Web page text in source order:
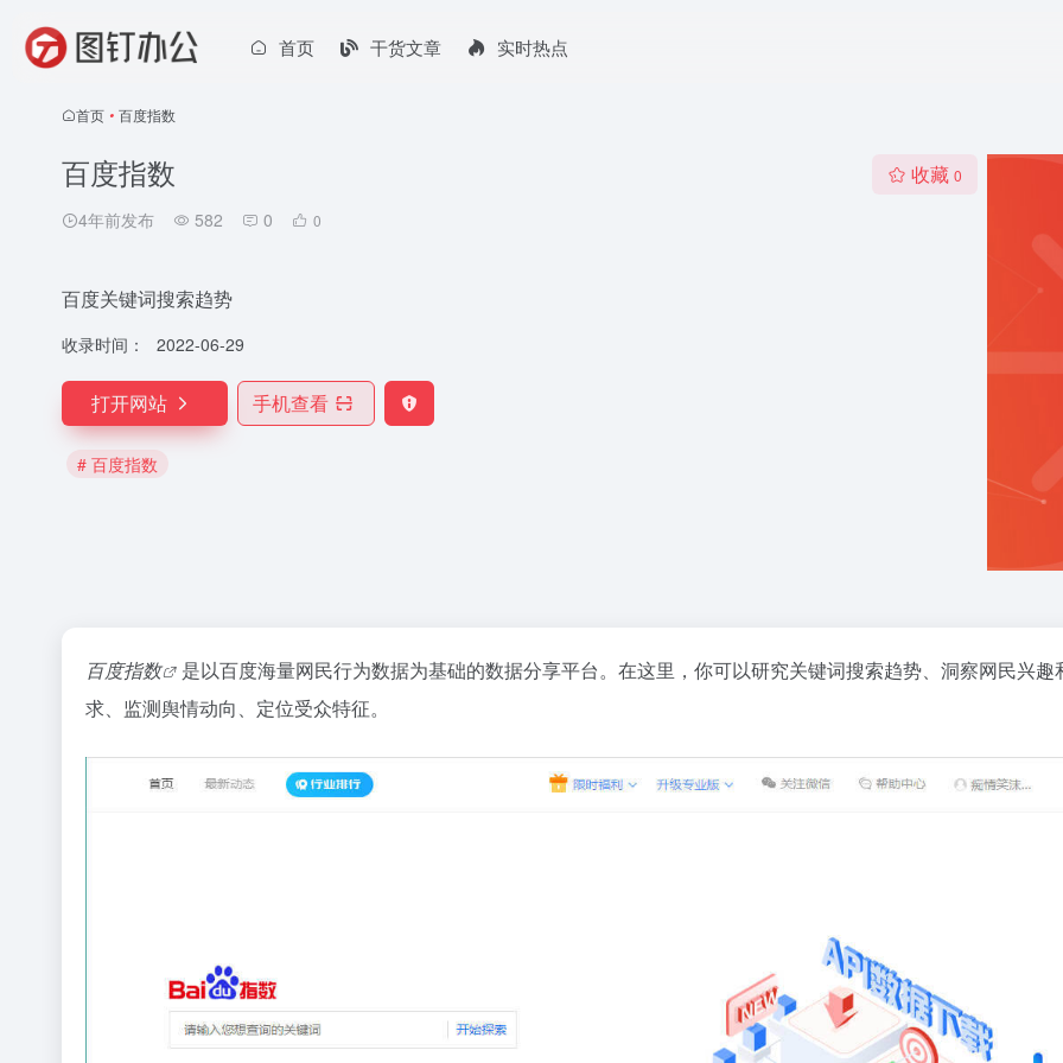
首页 干货文章 实时热点
首页 • 百度指数
百度指数
4年前发布 582 0 0
收藏 0
百度关键词搜索趋势
收录时间： 2022-06-29
打开网站 手机查看
# 百度指数
百度指数
是以百度海量网民行为数据为基础的数据分享平台。在这里，你可以研究关键词搜索趋势、洞察网民兴趣
求、监测舆情动向、定位受众特征。